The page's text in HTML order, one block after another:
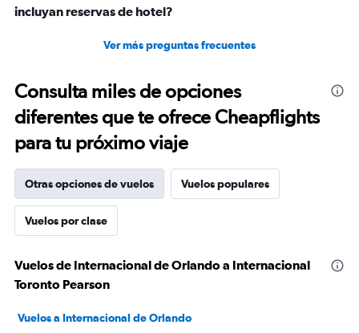
incluyan reservas de hotel?
Ver más preguntas frecuentes
Consulta miles de opciones
diferentes que te ofrece Cheapflights
para tu próximo viaje
Otras opciones de vuelos Vuelos populares
Vuelos por clase
Vuelos de Internacional de Orlando a Internacional
Toronto Pearson
Vuelos a Internacional de Orlando